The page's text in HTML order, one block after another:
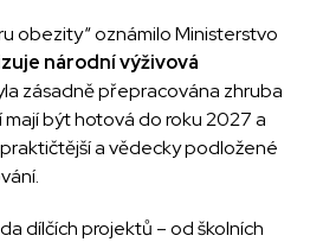
obezity“ oznámilo Ministerstvo
národní výživová
zásadně přepracována zhruba
být hotová do roku 2027 a
a vědecky podložené
dílčích projektů – od školních